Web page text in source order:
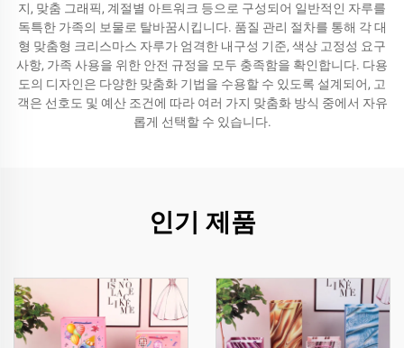
지, 맞춤 그래픽, 계절별 아트워크 등으로 구성되어 일반적인 자루를
독특한 가족의 보물로 탈바꿈시킵니다. 품질 관리 절차를 통해 각 대
형 맞춤형 크리스마스 자루가 엄격한 내구성 기준, 색상 고정성 요구
사항, 가족 사용을 위한 안전 규정을 모두 충족함을 확인합니다. 다용
도의 디자인은 다양한 맞춤화 기법을 수용할 수 있도록 설계되어, 고
객은 선호도 및 예산 조건에 따라 여러 가지 맞춤화 방식 중에서 자유
롭게 선택할 수 있습니다.
인기 제품